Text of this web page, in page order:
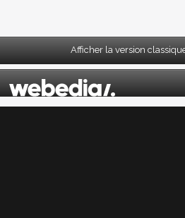
Afficher la version